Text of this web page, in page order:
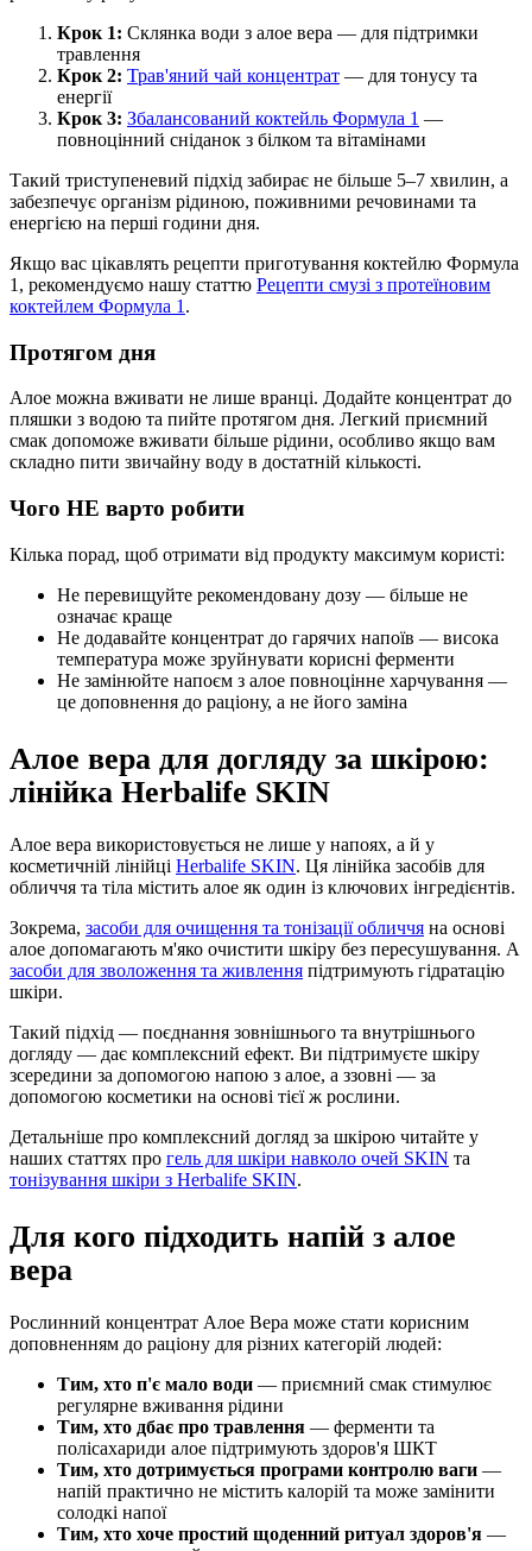
Крок 1: Склянка води з алое вера — для підтримки
травлення
Крок 2: Трав'яний чай концентрат — для тонусу та
енергії
Крок 3: Збалансований коктейль Формула 1 —
повноцінний сніданок з білком та вітамінами
Такий триступеневий підхід забирає не більше 5–7 хвилин, а
забезпечує організм рідиною, поживними речовинами та
енергією на перші години дня.
Якщо вас цікавлять рецепти приготування коктейлю Формула
1, рекомендуємо нашу статтю Рецепти смузі з протеїновим
коктейлем Формула 1 .
Протягом дня
Алое можна вживати не лише вранці. Додайте концентрат до
пляшки з водою та пийте протягом дня. Легкий приємний
смак допоможе вживати більше рідини, особливо якщо вам
складно пити звичайну воду в достатній кількості.
Чого НЕ варто робити
Кілька порад, щоб отримати від продукту максимум користі:
Не перевищуйте рекомендовану дозу — більше не
означає краще
Не додавайте концентрат до гарячих напоїв — висока
температура може зруйнувати корисні ферменти
Не замінюйте напоєм з алое повноцінне харчування —
це доповнення до раціону, а не його заміна
Алое вера для догляду за шкірою:
лінійка Herbalife SKIN
Алое вера використовується не лише у напоях, а й у
косметичній лінійці Herbalife SKIN. Ця лінійка засобів для
обличчя та тіла містить алое як один із ключових інгредієнтів.
Зокрема, засоби для очищення та тонізації обличчя на основі
алое допомагають м'яко очистити шкіру без пересушування. А
засоби для зволоження та живлення підтримують гідратацію
шкіри.
Такий підхід — поєднання зовнішнього та внутрішнього
догляду — дає комплексний ефект. Ви підтримуєте шкіру
зсередини за допомогою напою з алое, а ззовні — за
допомогою косметики на основі тієї ж рослини.
Детальніше про комплексний догляд за шкірою читайте у
наших статтях про гель для шкіри навколо очей SKIN та
тонізування шкіри з Herbalife SKIN.
Для кого підходить напій з алое
вера
Рослинний концентрат Алое Вера може стати корисним
доповненням до раціону для різних категорій людей:
Тим, хто п'є мало води — приємний смак стимулює
регулярне вживання рідини
Тим, хто дбає про травлення — ферменти та
полісахариди алое підтримують здоров'я ШКТ
Тим, хто дотримується програми контролю ваги —
напій практично не містить калорій та може замінити
солодкі напої
Тим, хто хоче простий щоденний ритуал здоров'я —